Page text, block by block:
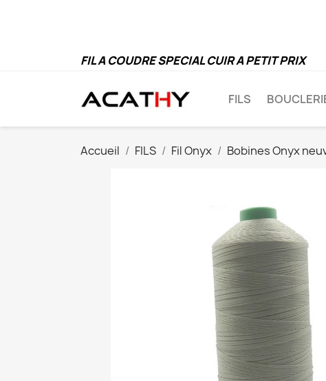
FIL A COUDRE SPECIAL CUIR A PETIT PRIX
FILS
Accueil FILS Fil Onyx Bobines Onyx